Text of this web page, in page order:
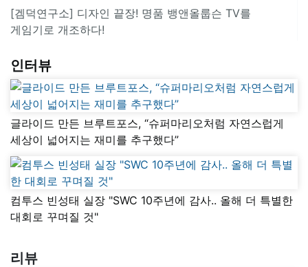
[겜덕연구소] 디자인 끝장! 명품 뱅앤올룹슨 TV를
게임기로 개조하다!
인터뷰
글라이드 만든 브루트포스, “슈퍼마리오처럼 자연스럽게
세상이 넓어지는 재미를 추구했다”
컴투스 빈성태 실장 "SWC 10주년에 감사.. 올해 더 특별한
대회로 꾸며질 것"
리뷰